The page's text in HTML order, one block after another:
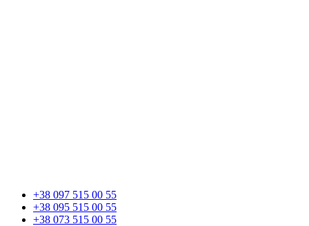
+38 097 515 00 55
+38 095 515 00 55
+38 073 515 00 55